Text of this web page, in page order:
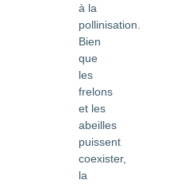
à la
pollinisation.
Bien
que
les
frelons
et les
abeilles
puissent
coexister,
la